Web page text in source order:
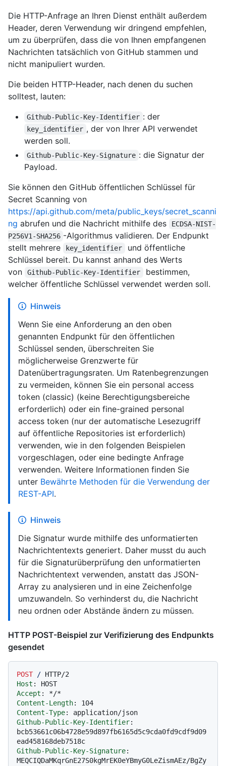
Die HTTP-Anfrage an Ihren Dienst enthält außerdem
Header, deren Verwendung wir dringend empfehlen,
um zu überprüfen, dass die von Ihnen empfangenen
Nachrichten tatsächlich von GitHub stammen und
nicht manipuliert wurden.
Die beiden HTTP-Header, nach denen du suchen
solltest, lauten:
Github-Public-Key-Identifier : der
key_identifier , der von Ihrer API verwendet
werden soll.
Github-Public-Key-Signature : die Signatur der
Payload.
Sie können den GitHub öffentlichen Schlüssel für
Secret Scanning von
https://api.github.com/meta/public_keys/secret_scanni
ng abrufen und die Nachricht mithilfe des
ECDSA-NIST-
P256V1-SHA256 -Algorithmus validieren. Der Endpunkt
stellt mehrere
key_identifier
und öffentliche
Schlüssel bereit. Du kannst anhand des Werts
von
Github-Public-Key-Identifier
bestimmen,
welcher öffentliche Schlüssel verwendet werden soll.
Hinweis
Wenn Sie eine Anforderung an den oben
genannten Endpunkt für den öffentlichen
Schlüssel senden, überschreiten Sie
möglicherweise Grenzwerte für
Datenübertragungsraten. Um Ratenbegrenzungen
zu vermeiden, können Sie ein personal access
token (classic) (keine Berechtigungsbereiche
erforderlich) oder ein fine-grained personal
access token (nur der automatische Lesezugriff
auf öffentliche Repositories ist erforderlich)
verwenden, wie in den folgenden Beispielen
vorgeschlagen, oder eine bedingte Anfrage
verwenden. Weitere Informationen finden Sie
unter Bewährte Methoden für die Verwendung der
REST-API.
Hinweis
Die Signatur wurde mithilfe des unformatierten
Nachrichtentexts generiert. Daher musst du auch
für die Signaturüberprüfung den unformatierten
Nachrichtentext verwenden, anstatt das JSON-
Array zu analysieren und in eine Zeichenfolge
umzuwandeln. So verhinderst du, die Nachricht
neu ordnen oder Abstände ändern zu müssen.
HTTP POST-Beispiel zur Verifizierung des Endpunkts
gesendet
POST / HTTP/2
Host :
Accept :
Content-Length:
Content-Type:
Github-Public-Key-Identifier
bcb53661c06b4728e59d897fb6165d5c9cda0fd9cdf9d09
Github-Public-Key-Signature
MEQCIQDaMKqrGnE27S0kgMrEK0eYBmyG0LeZismAEz/BgZy